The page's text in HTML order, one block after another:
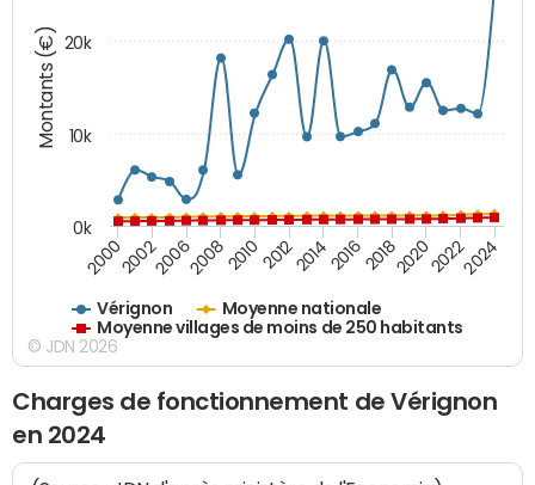
Montants (€)
Vérignon
Moyenne nationale
Moyenne villages de moins de 250 habitants
200020022006200820102012201420162018202020222024
0k
10k
20k
© JDN 2026
Charges de fonctionnement de Vérignon
en 2024